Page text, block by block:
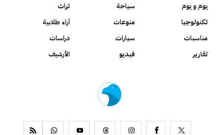
يوم و يوم
سياحة
تراث
تكنولوجيا
منوعات
آراء طلابية
مناسبات
سيارات
دراسات
تقارير
فيديو الأرشيف